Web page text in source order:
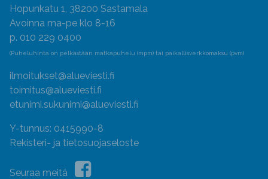
Hopunkatu 1, 38200 Sastamala
Avoinna ma-pe klo 8-16
p. 010 229 0400
(Puheluhinta on pelkästään matkapuhelu (mpm) tai paikallisverkkomaksu (pvm)
ilmoitukset@alueviesti.fi
toimitus@alueviesti.fi
etunimi.sukunimi@alueviesti.fi
Y-tunnus: 0415990-8
Rekisteri- ja tietosuojaseloste
Seuraa meitä